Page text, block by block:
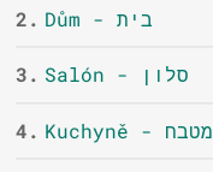
2. Dům - בית
3. Salón - סלון
4. Kuchyně - מטבח